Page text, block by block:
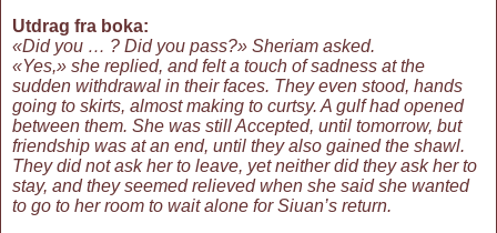
Utdrag fra boka:
«Did you … ? Did you pass?» Sheriam asked.
«Yes,» she replied, and felt a touch of sadness at the
sudden withdrawal in their faces. They even stood, hands
going to skirts, almost making to curtsy. A gulf had opened
between them. She was still Accepted, until tomorrow, but
friendship was at an end, until they also gained the shawl.
They did not ask her to leave, yet neither did they ask her to
stay, and they seemed relieved when she said she wanted
to go to her room to wait alone for Siuan’s return.